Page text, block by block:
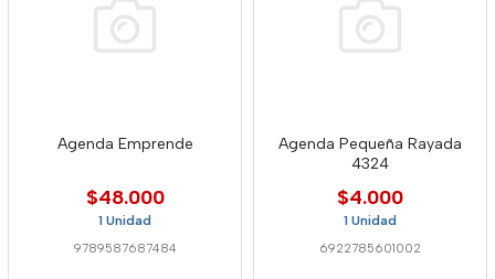
Agenda Emprende
$48.000
1 Unidad
9789587687484
Agenda Pequeña Rayada
4324
$4.000
1 Unidad
6922785601002